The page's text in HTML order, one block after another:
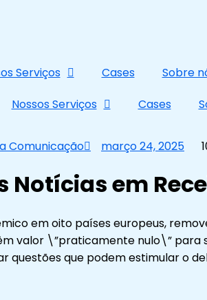
Serviços Cases Sobre
Nossos Serviços
Cases
Comunicação março 24, 2025
em
em oito países europeus,
valor \”praticamente nulo\”
questões que podem estimular o